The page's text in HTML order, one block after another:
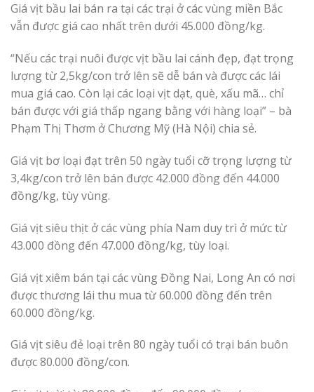
Giá vịt bầu lai bán ra tại các trại ở các vùng miền Bắc
vẫn được giá cao nhất trên dưới 45.000 đồng/kg.
“Nếu các trại nuôi được vịt bầu lai cánh đẹp, đạt trọng
lượng từ 2,5kg/con trở lên sẽ dễ bán và được các lái
mua giá cao. Còn lại các loại vịt dạt, què, xấu mã… chỉ
bán được với giá thấp ngang bằng với hàng loại” – bà
Phạm Thị Thơm ở Chương Mỹ (Hà Nội) chia sẻ.
Giá vịt bơ loại đạt trên 50 ngày tuổi cỡ trọng lượng từ
3,4kg/con trở lên bán được 42.000 đồng đến 44.000
đồng/kg, tùy vùng.
Giá vịt siêu thịt ở các vùng phía Nam duy trì ở mức từ
43.000 đồng đến 47.000 đồng/kg, tùy loại.
Giá vịt xiêm bán tại các vùng Đồng Nai, Long An có nơi
được thương lái thu mua từ 60.000 đồng đến trên
60.000 đồng/kg.
Giá vịt siêu đẻ loại trên 80 ngày tuổi có trại bán buôn
được 80.000 đồng/con.